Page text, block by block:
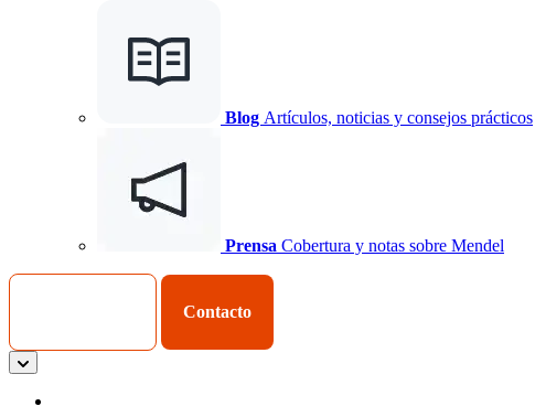
Blog Artículos, noticias y consejos prácticos
Prensa Cobertura y notas sobre Mendel
Contacto